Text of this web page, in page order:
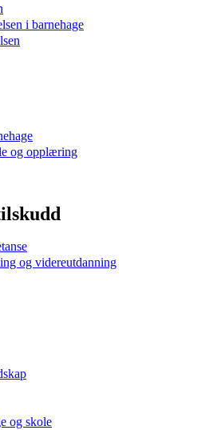
i barnehage
og opplæring
og videreutdanning
og skole